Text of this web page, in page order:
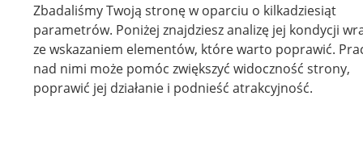
Zbadaliśmy Twoją stronę w oparciu o kilkadziesiąt
parametrów. Poniżej znajdziesz analizę jej kondycji
ze wskazaniem elementów, które warto poprawić.
nad nimi może pomóc zwiększyć widoczność strony,
poprawić jej działanie i podnieść atrakcyjność.